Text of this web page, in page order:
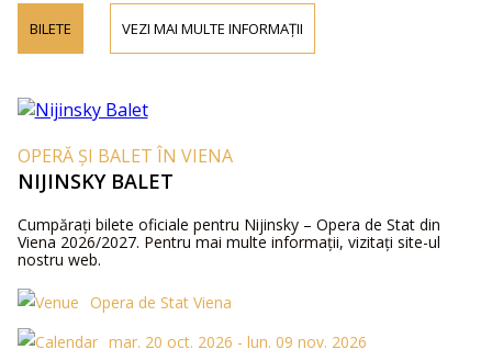
BILETE VEZI MAI MULTE INFORMAȚII
OPERĂ ȘI BALET ÎN VIENA
NIJINSKY BALET
Cumpărați bilete oficiale pentru Nijinsky – Opera de Stat din
Viena 2026/2027. Pentru mai multe informații, vizitați site-ul
nostru web.
Opera de Stat Viena
mar. 20 oct. 2026 - lun. 09 nov. 2026